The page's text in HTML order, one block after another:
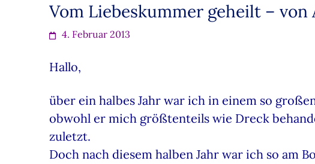
Vom Liebeskummer geheilt – von
4. Februar 2013
Hallo,
über ein halbes Jahr war ich in einem so
obwohl er mich größtenteils wie Dreck
zuletzt.
Doch nach diesem halben Jahr war ich so am